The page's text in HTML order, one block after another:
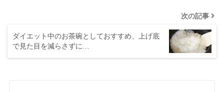
次の記事
ダイエット中のお茶碗としておすすめ、上げ底
で見た目を減らさずに…